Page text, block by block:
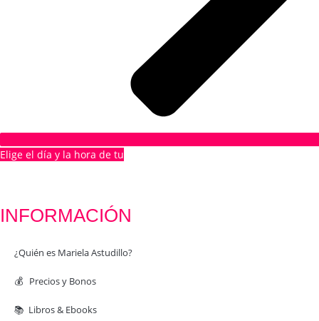
Elige el día y la hora de tu
INFORMACIÓN
¿Quién es Mariela Astudillo?
💰 Precios y Bonos
📚 Libros & Ebooks